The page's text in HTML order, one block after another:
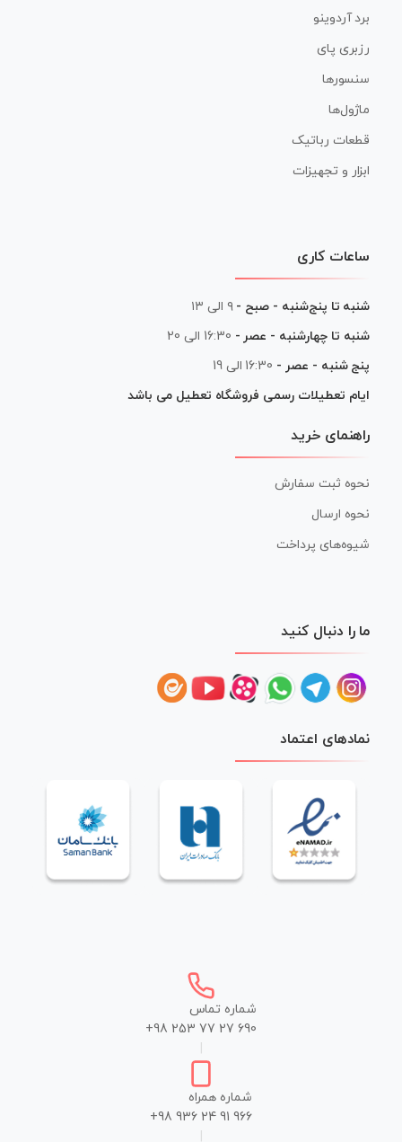
برد آردوینو
رزبری پای
سنسورها
ماژول‌ها
قطعات رباتیک
ابزار و تجهیزات
ساعات کاری
شنبه تا پنج‌شنبه - صبح - ۹ الی ۱۳
شنبه تا چهارشنبه - عصر - 16:30 الی 20
پنج شنبه - عصر - 16:30 الی 19
ایام تعطیلات رسمی فروشگاه تعطیل می باشد
راهنمای خرید
نحوه ثبت سفارش
نحوه ارسال
شیوه‌های پرداخت
ما را دنبال کنید
نمادهای اعتماد
شماره تماس
+98 253 77 27 690
شماره همراه
+98 936 24 91 966